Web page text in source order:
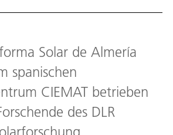
Solar de Almería
spanischen
CIEMAT betrieben
des DLR